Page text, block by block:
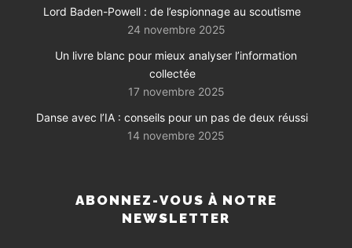
Lord Baden-Powell : de l’espionnage au scoutisme
24 novembre 2025
Un livre blanc pour mieux analyser l’information
collectée
17 novembre 2025
Danse avec l’IA : conseils pour un pas de deux réussi
14 novembre 2025
ABONNEZ-VOUS À NOTRE
NEWSLETTER